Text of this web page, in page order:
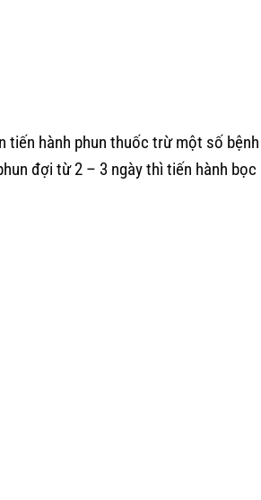
tiến hành phun thuốc trừ một số
đợi từ 2 – 3 ngày thì tiến hành bọc